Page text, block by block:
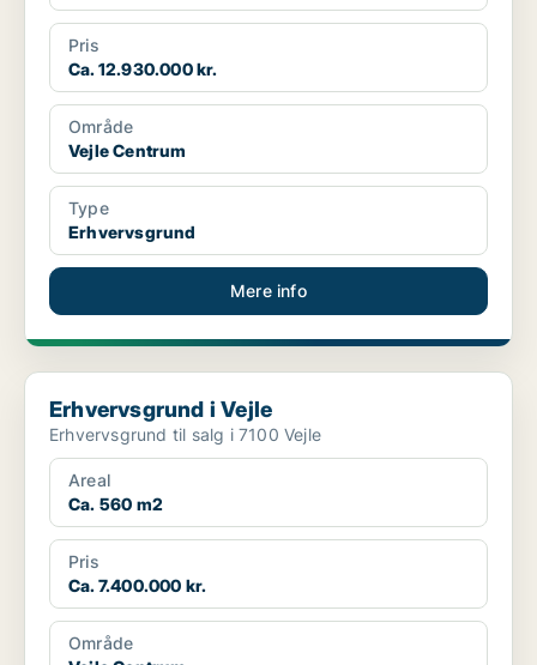
Pris
Ca. 12.930.000 kr.
Område
Vejle Centrum
Type
Erhvervsgrund
Mere info
Erhvervsgrund i Vejle
Erhvervsgrund i Vejle
Erhvervsgrund til salg i 7100 Vejle
Areal
Ca. 560 m2
Pris
Ca. 7.400.000 kr.
Område